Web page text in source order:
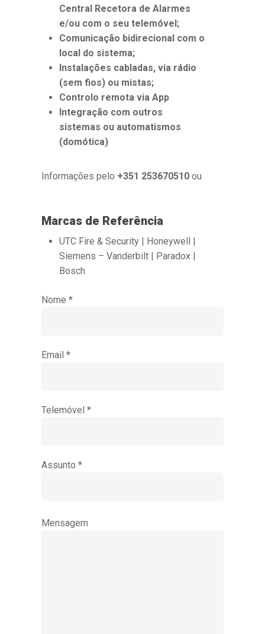
Central Recetora de Alarmes
e/ou com o seu telemóvel;
Comunicação bidirecional com o
local do sistema;
Instalações cabladas, via rádio
(sem fios) ou mistas;
Controlo remota via App
Integração com outros
sistemas ou automatismos
(domótica)
Informações pelo +351 253670510 ou
Marcas de Referência
UTC Fire & Security | Honeywell |
Siemens – Vanderbilt | Paradox |
Bosch
Nome *
Email *
Telemóvel *
Assunto *
Mensagem